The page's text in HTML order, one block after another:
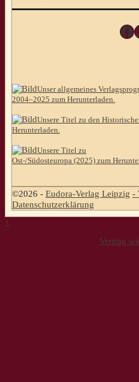
Unser allgemeines
2004–2025 zum Herunterladen.
Unsere Titel zu den
Herunterladen.
Unsere Titel zu
Ost-/Südosteuropa (2025) zum
©2026 - Eudora-Verlag Leipzig -
Datenschutzerklärung
↑
Vertrag